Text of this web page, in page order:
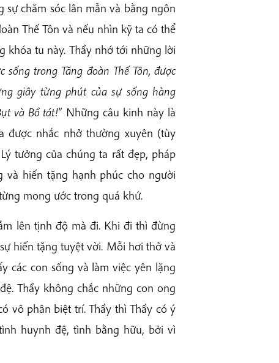
sự chăm sóc lân mẫn và bằng ngôn
Thế Tôn và nếu nhìn kỹ ta có thể
khóa tu này. Thầy nhớ tới những lời
sống trong Tăng đoàn Thế Tôn, được
giây từng phút của sự sống hàng
và Bồ tát!” Những câu kinh này là
được nhắc nhở thường xuyên (tùy
tưởng của chúng ta rất đẹp, pháp
và hiến tặng hạnh phúc cho người
mong ước trong quá khứ.
lên tịnh độ mà đi. Khi đi thì đừng
hiến tặng tuyệt vời. Mỗi hơi thở và
các con sống và làm việc yên lặng
Thầy không chắc những con ong
vô phân biệt trí. Thầy thì Thầy có ý
huynh đệ, tình bằng hữu, bởi vì